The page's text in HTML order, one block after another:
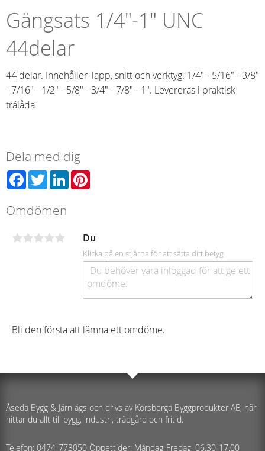
Gängsats 1/4"-1" UNC
44delar
44 delar. Innehåller Tapp, snitt och verktyg. 1/4" - 5/16" - 3/8"
- 7/16" - 1/2" - 5/8" - 3/4" - 7/8" - 1". Levereras i praktisk
trälåda
Dela med dig
Facebook
TwitterLinkedIn
Omdömen
Du
Klicka på en stjärna för att sätta ditt betyg
Bli den första att lämna ett omdöme.
Åseda Bygg & Järn ägs och drivs av Korsberga Byggprodukter AB, här
hittar du allt till bygg, industri, trädgård och fritid.
Telefon: 0474-773050 Öppettider: Måndag-Fredag, 06,30-17,00